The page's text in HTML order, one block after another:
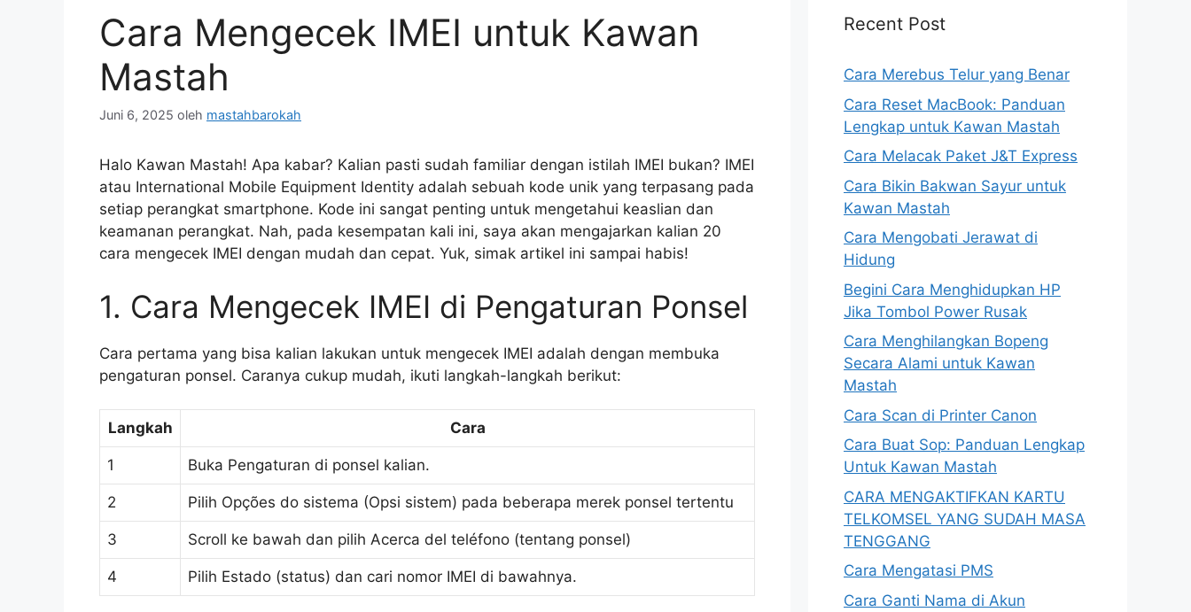
Cara Mengecek IMEI untuk Kawan
Mastah
Juni 6, 2025 oleh mastahbarokah
Halo Kawan Mastah! Apa kabar? Kalian pasti sudah familiar dengan istilah IMEI bukan? IMEI
atau International Mobile Equipment Identity adalah sebuah kode unik yang terpasang pada
setiap perangkat smartphone. Kode ini sangat penting untuk mengetahui keaslian dan
keamanan perangkat. Nah, pada kesempatan kali ini, saya akan mengajarkan kalian 20
cara mengecek IMEI dengan mudah dan cepat. Yuk, simak artikel ini sampai habis!
1. Cara Mengecek IMEI di Pengaturan Ponsel
Cara pertama yang bisa kalian lakukan untuk mengecek IMEI adalah dengan membuka
pengaturan ponsel. Caranya cukup mudah, ikuti langkah-langkah berikut:
Langkah Cara
1 Buka Pengaturan di ponsel kalian.
2 Pilih Opções do sistema (Opsi sistem) pada beberapa merek ponsel tertentu
3 Scroll ke bawah dan pilih Acerca del teléfono (tentang ponsel)
4 Pilih Estado (status) dan cari nomor IMEI di bawahnya.
Recent Post
Cara Merebus Telur yang Benar
Cara Reset MacBook: Panduan
Lengkap untuk Kawan Mastah
Cara Melacak Paket J&T Express
Cara Bikin Bakwan Sayur untuk
Kawan Mastah
Cara Mengobati Jerawat di
Hidung
Begini Cara Menghidupkan HP
Jika Tombol Power Rusak
Cara Menghilangkan Bopeng
Secara Alami untuk Kawan
Mastah
Cara Scan di Printer Canon
Cara Buat Sop: Panduan Lengkap
Untuk Kawan Mastah
CARA MENGAKTIFKAN KARTU
TELKOMSEL YANG SUDAH MASA
TENGGANG
Cara Mengatasi PMS
Cara Ganti Nama di Akun